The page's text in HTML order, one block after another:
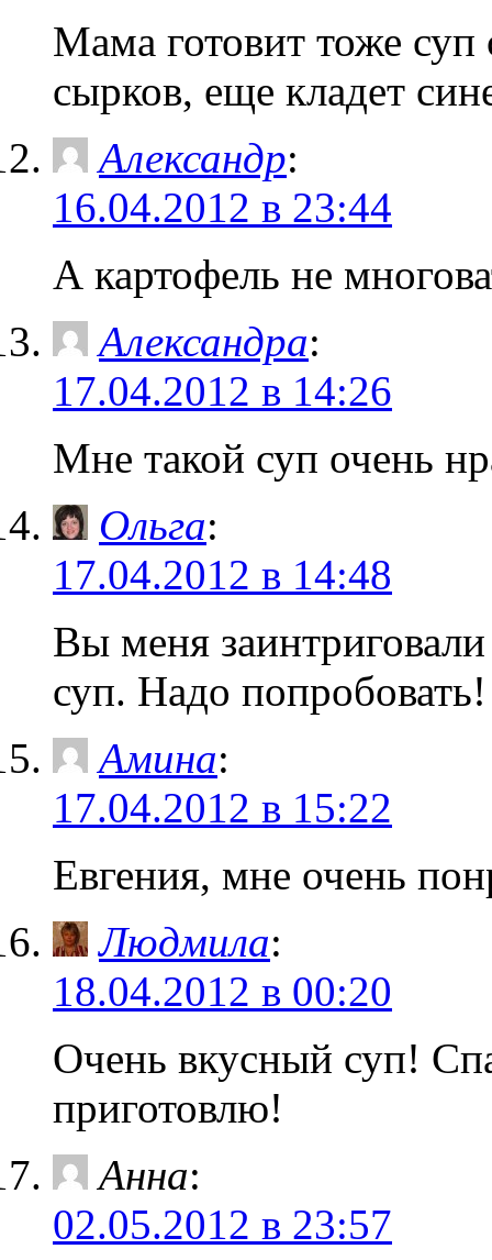
Мама готовит тоже суп
сырков, еще кладет
Александр:
16.04.2012 в 23:44
А картофель не
Александра:
17.04.2012 в 14:26
Мне такой суп очень
Ольга:
17.04.2012 в 14:48
Вы меня
суп. Надо попробовать!
Амина:
17.04.2012 в 15:22
Евгения, мне очень
Людмила:
18.04.2012 в 00:20
Очень вкусный суп!
приготовлю!
Анна:
02.05.2012 в 23:57